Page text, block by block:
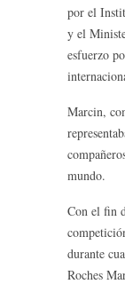
por el
y el
esfuerzo
Marcin,
mundo.
Con el fin
durante
Roches